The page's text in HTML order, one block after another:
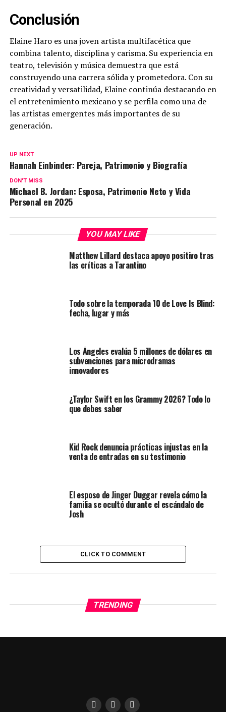
Conclusión
Elaine Haro es una joven artista multifacética que
combina talento, disciplina y carisma. Su experiencia en
teatro, televisión y música demuestra que está
construyendo una carrera sólida y prometedora. Con su
creatividad y versatilidad, Elaine continúa destacando en
el entretenimiento mexicano y se perfila como una de
las artistas emergentes más importantes de su
generación.
UP NEXT
Hannah Einbinder: Pareja, Patrimonio y Biografía
DON'T MISS
Michael B. Jordan: Esposa, Patrimonio Neto y Vida
Personal en 2025
YOU MAY LIKE
Matthew Lillard destaca apoyo positivo tras
las críticas a Tarantino
Todo sobre la temporada 10 de Love Is Blind:
fecha, lugar y más
Los Ángeles evalúa 5 millones de dólares en
subvenciones para microdramas
innovadores
¿Taylor Swift en los Grammy 2026? Todo lo
que debes saber
Kid Rock denuncia prácticas injustas en la
venta de entradas en su testimonio
El esposo de Jinger Duggar revela cómo la
familia se ocultó durante el escándalo de
Josh
CLICK TO COMMENT
TRENDING